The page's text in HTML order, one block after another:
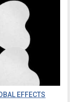
EFFECTS